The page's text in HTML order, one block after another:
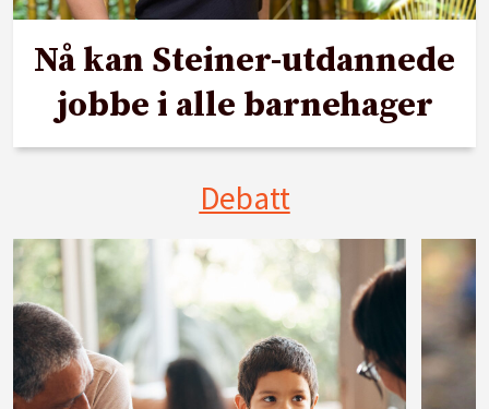
Nå kan Steiner-utdannede
jobbe i alle barnehager
Debatt